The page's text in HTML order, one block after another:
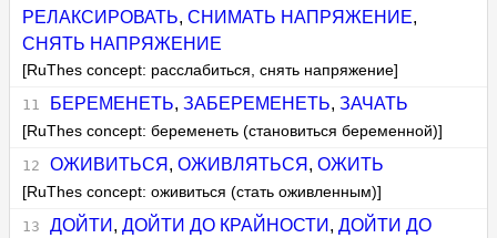
РЕЛАКСИРОВАТЬ,СНИМАТЬ НАПРЯЖЕНИЕ,
СНЯТЬ НАПРЯЖЕНИЕ
[RuThes concept: расслабиться, снять напряжение]
БЕРЕМЕНЕТЬ, ЗАБЕРЕМЕНЕТЬ, ЗАЧАТЬ
[RuThes concept: беременеть (становиться беременной)]
ОЖИВИТЬСЯ , ОЖИВЛЯТЬСЯ , ОЖИТЬ
[RuThes concept: оживиться (стать оживленным)]
ДОЙТИ , ДОЙТИ ДО КРАЙНОСТИ , ДОЙТИ ДО